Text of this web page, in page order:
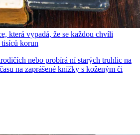
která vypadá, že se každou chvíli
tisíců korun
nebo probírá ní starých truhlic na
na zaprášené knížky s koženým či